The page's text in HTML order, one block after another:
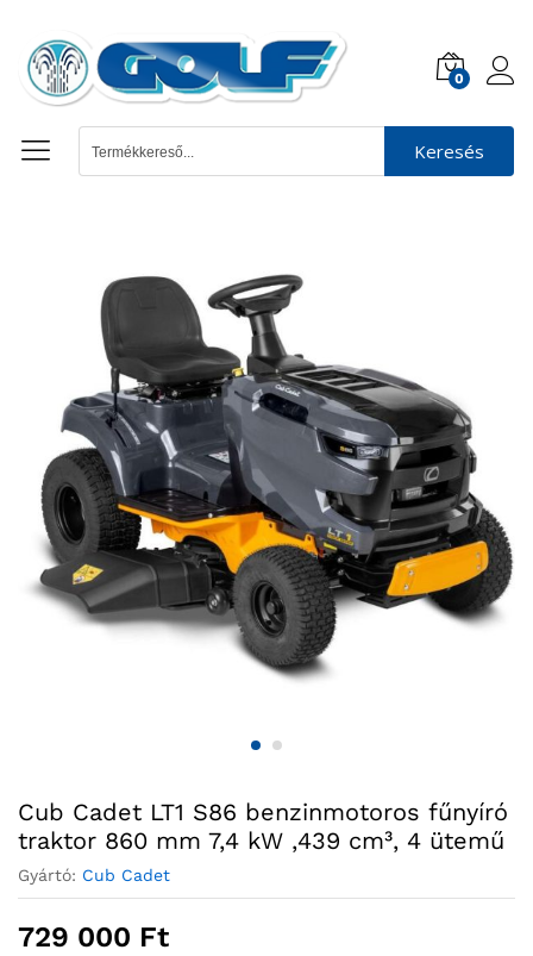
0
Keresés
Cub Cadet LT1 S86 benzinmotoros fűnyíró
traktor 860 mm 7,4 kW ,439 cm³, 4 ütemű
Gyártó: Cub Cadet
729 000 Ft